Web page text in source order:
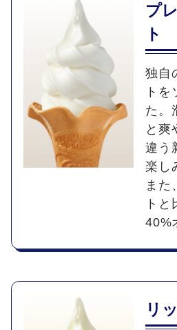
プ
ト
独自
トを
た。
と爽
違う
楽し
また
ト
40%
リ